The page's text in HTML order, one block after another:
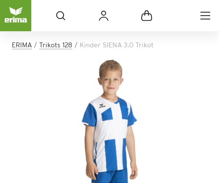
ERIMA Trikots 128 Kinder SIENA 3.0 Trikot